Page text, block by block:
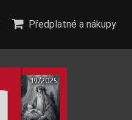
19/2025
Předplatné a nákupy